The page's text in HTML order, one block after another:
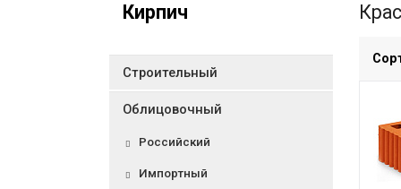
Кирпич
Строительный
Облицовочный
Российский
Импортный